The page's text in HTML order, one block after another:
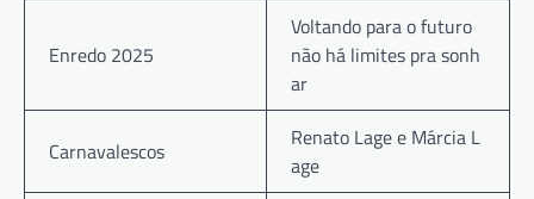
Enredo 2025
Voltando para o futuro
não há limites pra sonh
ar
Carnavalescos
Renato Lage e Márcia L
age